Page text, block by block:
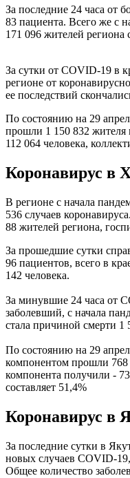
За последние 24 часа от
83 пациента. Всего же с
171 096 жителей
За сутки от COVID-19 в
регионе от
ее последствий
По состоянию на 29
прошли 1 150 832 жителя
112 064 человека,
Коронавирус в
В регионе с начала
536 случаев
88 жителей региона,
За прошедшие сутки
96 пациентов, всего в
142 человека.
За минувшие 24 часа от
заболевший, с начала
стала причиной
По состоянию на 29
компонентом прошли
компонента получили -
составляет 51,4%
Коронавирус в
За последние сутки в
новых случаев COVID-
Общее количество